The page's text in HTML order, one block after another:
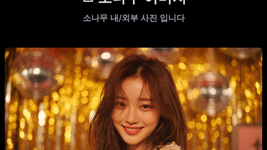
소나무 내/외부 사진 입니다